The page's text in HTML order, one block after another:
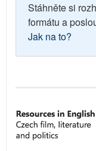
Stáhněte si
formátu a
Jak na to?